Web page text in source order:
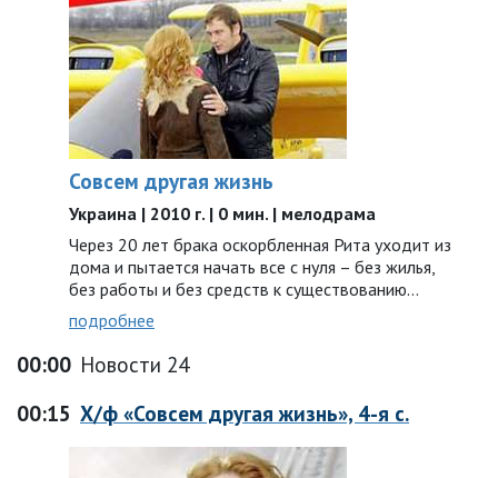
Совсем другая жизнь
Украина | 2010 г. | 0 мин. | мелодрама
Через 20 лет брака оскорбленная Рита уходит из
дома и пытается начать все с нуля – без жилья,
без работы и без средств к существованию...
подробнее
00:00 Новости 24
00:15 Х/ф «Совсем другая жизнь», 4-я с.